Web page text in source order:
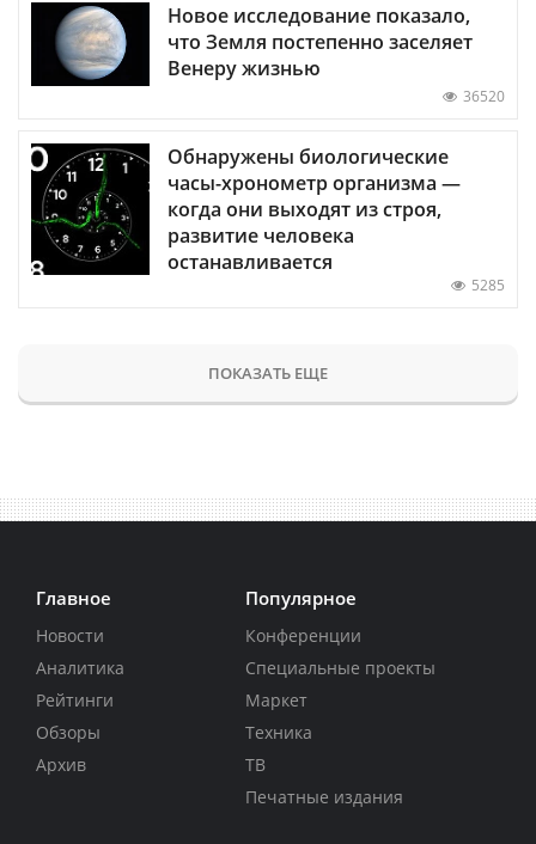
Новое исследование показало,
что Земля постепенно заселяет
Венеру жизнью
36520
Обнаружены биологические
часы-хронометр организма —
когда они выходят из строя,
развитие человека
останавливается
5285
ПОКАЗАТЬ ЕЩЕ
Главное
Новости
Аналитика
Рейтинги
Обзоры
Архив
Популярное
Конференции
Специальные проекты
Маркет
Техника
ТВ
Печатные издания